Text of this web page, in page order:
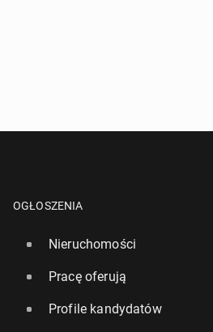
OGŁOSZENIA
Nieruchomości
Pracę oferują
Profile kandydatów